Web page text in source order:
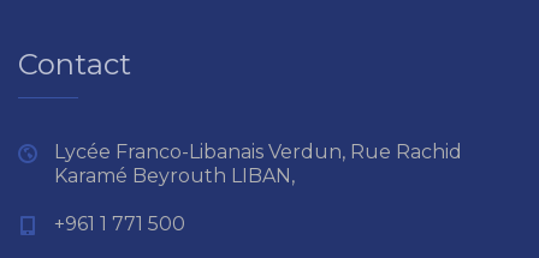
Contact
Lycée Franco-Libanais Verdun, Rue Rachid
Karamé Beyrouth LIBAN,
+961 1 771 500